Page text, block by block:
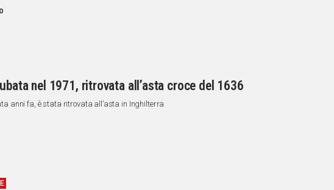
nel 1971, ritrovata all’asta croce del 1636
anni fa, è stata ritrovata all’asta in Inghilterra